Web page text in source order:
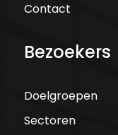
Contact
Bezoekers
Doelgroepen
Sectoren